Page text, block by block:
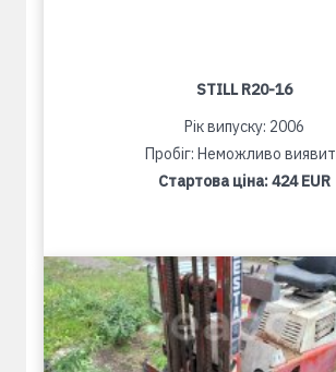
STILL R20-16
Рік випуску: 2006
Пробіг: Неможливо
Стартова ціна:424 EUR